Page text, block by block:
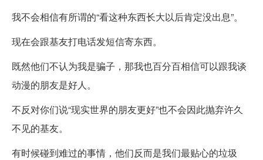
我不会相信有所谓的“看这种东西长大以后肯定没出息”。
现在会跟基友打电话发短信寄东西。
既然他们不认为我是骗子，那我也百分百相信可以跟我谈
动漫的朋友是好人。
不反对你们说“现实世界的朋友更好”也不会因此抛弃许久
不见的基友。
有时候碰到难过的事情，他们反而是我们最贴心的垃圾